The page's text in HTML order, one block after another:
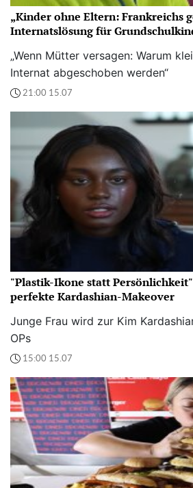
„Kinder ohne Eltern: Frankreichs
Internatslösung für
„Wenn Mütter versagen: Warum
Internat abgeschoben werden“
21:00 15.07
"Plastik-Ikone statt
perfekte Kardashian-Makeover
Junge Frau wird zur Kim
OPs
15:00 15.07